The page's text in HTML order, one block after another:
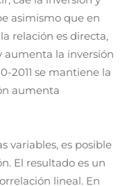
asimismo que en
la relación es directa,
aumenta la inversión
2011 se mantiene la
aumenta
variables, es posible
El resultado es un
lineal. En